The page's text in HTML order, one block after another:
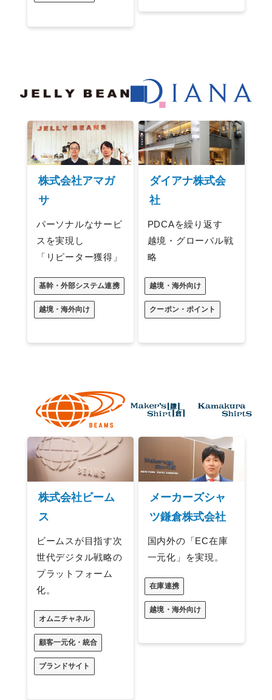
株式会社アマガ
サ
パーソナルなサービ
スを実現し
「リピーター獲得」
基幹・外部システム連携
越境・海外向け
ダイアナ株式会
社
PDCAを繰り返す
越境・グローバル戦
略
越境・海外向け
クーポン・ポイント
株式会社ビーム
ス
ビームスが目指す次
世代デジタル戦略の
プラットフォーム
化。
オムニチャネル
顧客一元化・統合
ブランドサイト
メーカーズシャ
ツ鎌倉株式会社
国内外の「EC在庫
一元化」を実現。
在庫連携
越境・海外向け